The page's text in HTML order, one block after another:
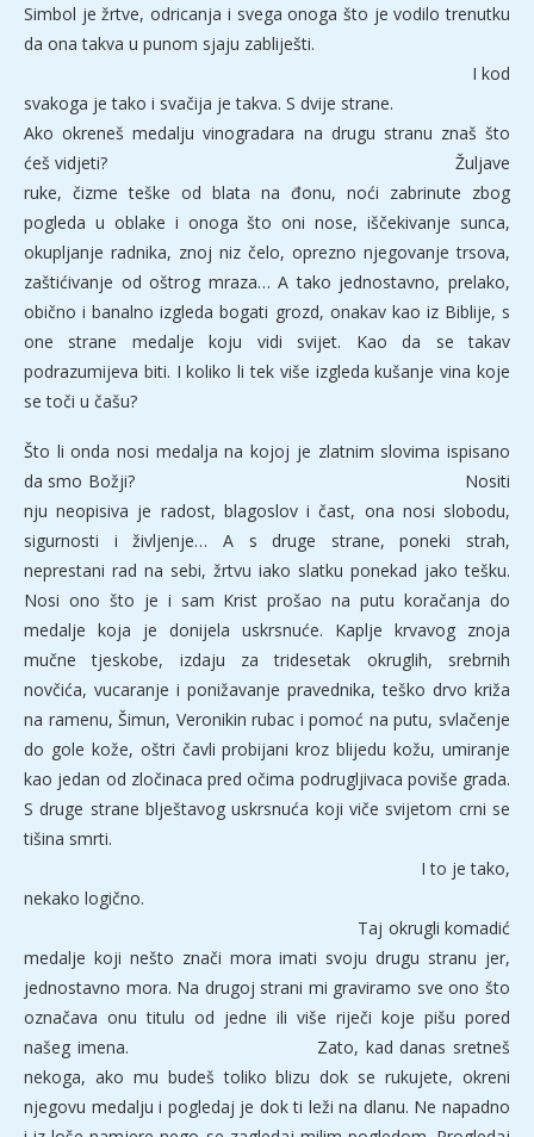
Simbol je žrtve, odricanja i svega onoga što je vodilo trenutku
da ona takva u punom sjaju zabliješti.
I kod
svakoga je tako i svačija je takva. S dvije strane.
Ako okreneš medalju vinogradara na drugu stranu znaš što
ćeš vidjeti? Žuljave
ruke, čizme teške od blata na đonu, noći zabrinute zbog
pogleda u oblake i onoga što oni nose, iščekivanje sunca,
okupljanje radnika, znoj niz čelo, oprezno njegovanje trsova,
zaštićivanje od oštrog mraza… A tako jednostavno, prelako,
obično i banalno izgleda bogati grozd, onakav kao iz Biblije, s
one strane medalje koju vidi svijet. Kao da se takav
podrazumijeva biti. I koliko li tek više izgleda kušanje vina koje
se toči u čašu?
Što li onda nosi medalja na kojoj je zlatnim slovima ispisano
da smo Božji? Nositi
nju neopisiva je radost, blagoslov i čast, ona nosi slobodu,
sigurnosti i življenje… A s druge strane, poneki strah,
neprestani rad na sebi, žrtvu iako slatku ponekad jako tešku.
Nosi ono što je i sam Krist prošao na putu koračanja do
medalje koja je donijela uskrsnuće. Kaplje krvavog znoja
mučne tjeskobe, izdaju za tridesetak okruglih, srebrnih
novčića, vucaranje i ponižavanje pravednika, teško drvo križa
na ramenu, Šimun, Veronikin rubac i pomoć na putu, svlačenje
do gole kože, oštri čavli probijani kroz blijedu kožu, umiranje
kao jedan od zločinaca pred očima podrugljivaca poviše grada.
S druge strane blještavog uskrsnuća koji viče svijetom crni se
tišina smrti.
I to je tako,
nekako logično.
Taj okrugli komadić
medalje koji nešto znači mora imati svoju drugu stranu jer,
jednostavno mora. Na drugoj strani mi graviramo sve ono što
označava onu titulu od jedne ili više riječi koje pišu pored
našeg imena. Zato, kad danas sretneš
nekoga, ako mu budeš toliko blizu dok se rukujete, okreni
njegovu medalju i pogledaj je dok ti leži na dlanu. Ne napadno